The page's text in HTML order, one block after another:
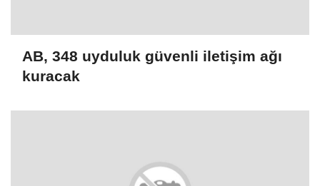
AB, 348 uyduluk güvenli iletişim ağı
kuracak